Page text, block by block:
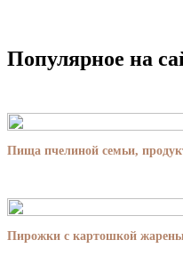
Популярное на
Пища пчелиной семьи,
Пирожки с картошкой